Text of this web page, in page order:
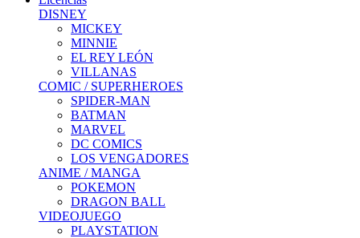
DISNEY
MICKEY
MINNIE
EL REY LEÓN
VILLANAS
COMIC / SUPERHEROES
SPIDER-MAN
BATMAN
MARVEL
DC COMICS
LOS VENGADORES
ANIME / MANGA
POKEMON
DRAGON BALL
VIDEOJUEGO
PLAYSTATION